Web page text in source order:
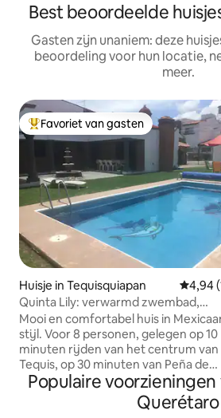
Best beoordeelde
Gasten zijn unaniem: deze
beoordeling voor hun locatie,
meer.
Topfavoriet van gasten
Favoriet van gasten
Huisje in Tequisquiapan
4,94
Quinta Lily: verwarmd zwembad,
barbecue, open haard
Mooi en comfortabel huis in
stijl. Voor 8 personen, gelegen op 10
minuten rijden van het centrum van
Tequis, op 30 minuten van Peña de
Bernal en op 20 minuten van
verschillende wijngaarden. 7x4
verwarmd zwembad met zonne-
Populaire voorzieningen
Querétaro